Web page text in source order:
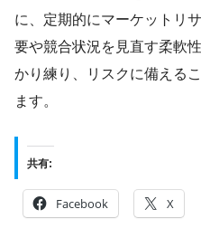
に、定期的にマーケットリ
要や競合状況を見直す柔軟
かり練り、リスクに備える
ます。
共有:
Facebook X